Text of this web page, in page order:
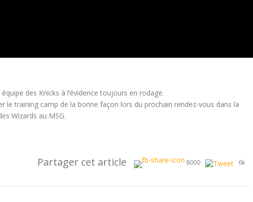
des Knicks à l’évidence toujours en rodage.
training camp de la bonne façon lors du prochain rendez-vous dans la
Wizards au MSG.
Partager cet article 8000 6k